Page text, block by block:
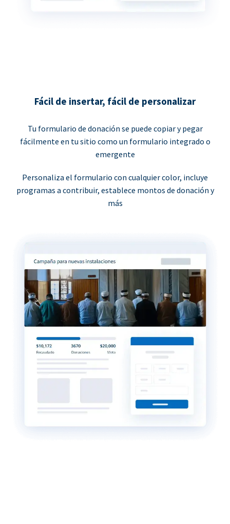
Fácil de insertar, fácil de personalizar
Tu formulario de donación se puede copiar y pegar
fácilmente en tu sitio como un formulario integrado o
emergente
Personaliza el formulario con cualquier color, incluye
programas a contribuir, establece montos de donación y
más